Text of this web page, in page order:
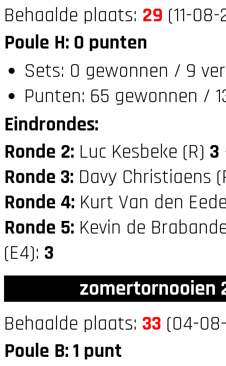
Behaalde plaats: 29 (11-
Poule H: 0 punten
Sets: 0 gewonnen / 9
Punten: 65 gewonnen /
Eindrondes:
Ronde 2: Luc Kesbeke (R) 3
Ronde 3: Davy Christiaens
Ronde 4: Kurt Van den
Ronde 5: Kevin de
(E4): 3
zomertornooien
Behaalde plaats: 33 (04-
Poule B: 1 punt